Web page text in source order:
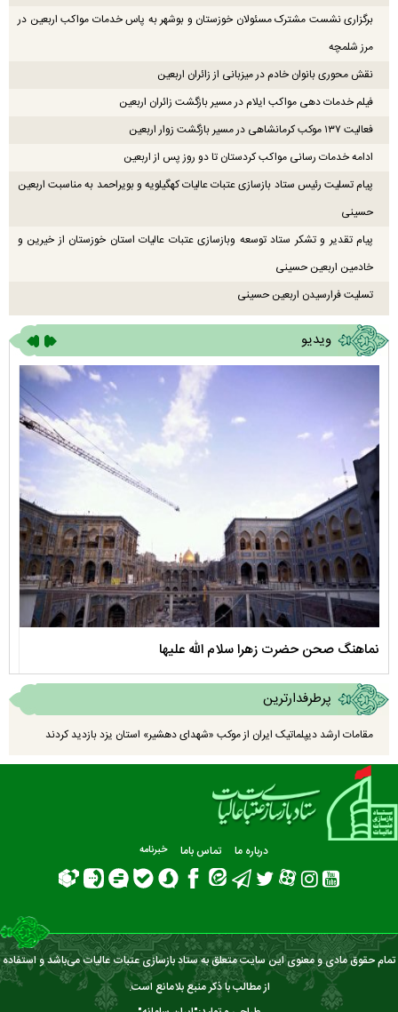
برگزاری نشست مشترک مسئولان خوزستان و بوشهر به پاس خدمات مواکب اربعین در
مرز شلمچه
نقش محوری بانوان خادم در میزبانی از زائران اربعین
فیلم خدمات دهی مواکب ایلام در مسیر بازگشت زائران اربعین
فعالیت ۱۳۷ موکب کرمانشاهی در مسیر بازگشت زوار اربعین
ادامه خدمات رسانی مواکب کردستان تا دو روز پس از اربعین
پیام تسلیت رئیس ستاد بازسازی عتبات عالیات کهگیلویه و بویراحمد به مناسبت اربعین
حسینی
پیام تقدیر و تشکر ستاد توسعه وبازسازی عتبات عالیات استان خوزستان از خیرین و
خادمین اربعین حسینی
تسلیت فرارسیدن اربعین حسینی
ویدیو
نماهنگ صحن حضرت زهرا سلام الله علیها
پرطرفدارترین
مقامات ارشد دیپلماتیک ایران از موکب «شهدای دهشیر» استان یزد بازدید کردند
درباره ما تماس باما خبرنامه
تمام حقوق مادی و معنوی این سایت متعلق به ستاد بازسازی عتبات عالیات می‌باشد و استفاده
از مطالب با ذکر منبع بلامانع است.